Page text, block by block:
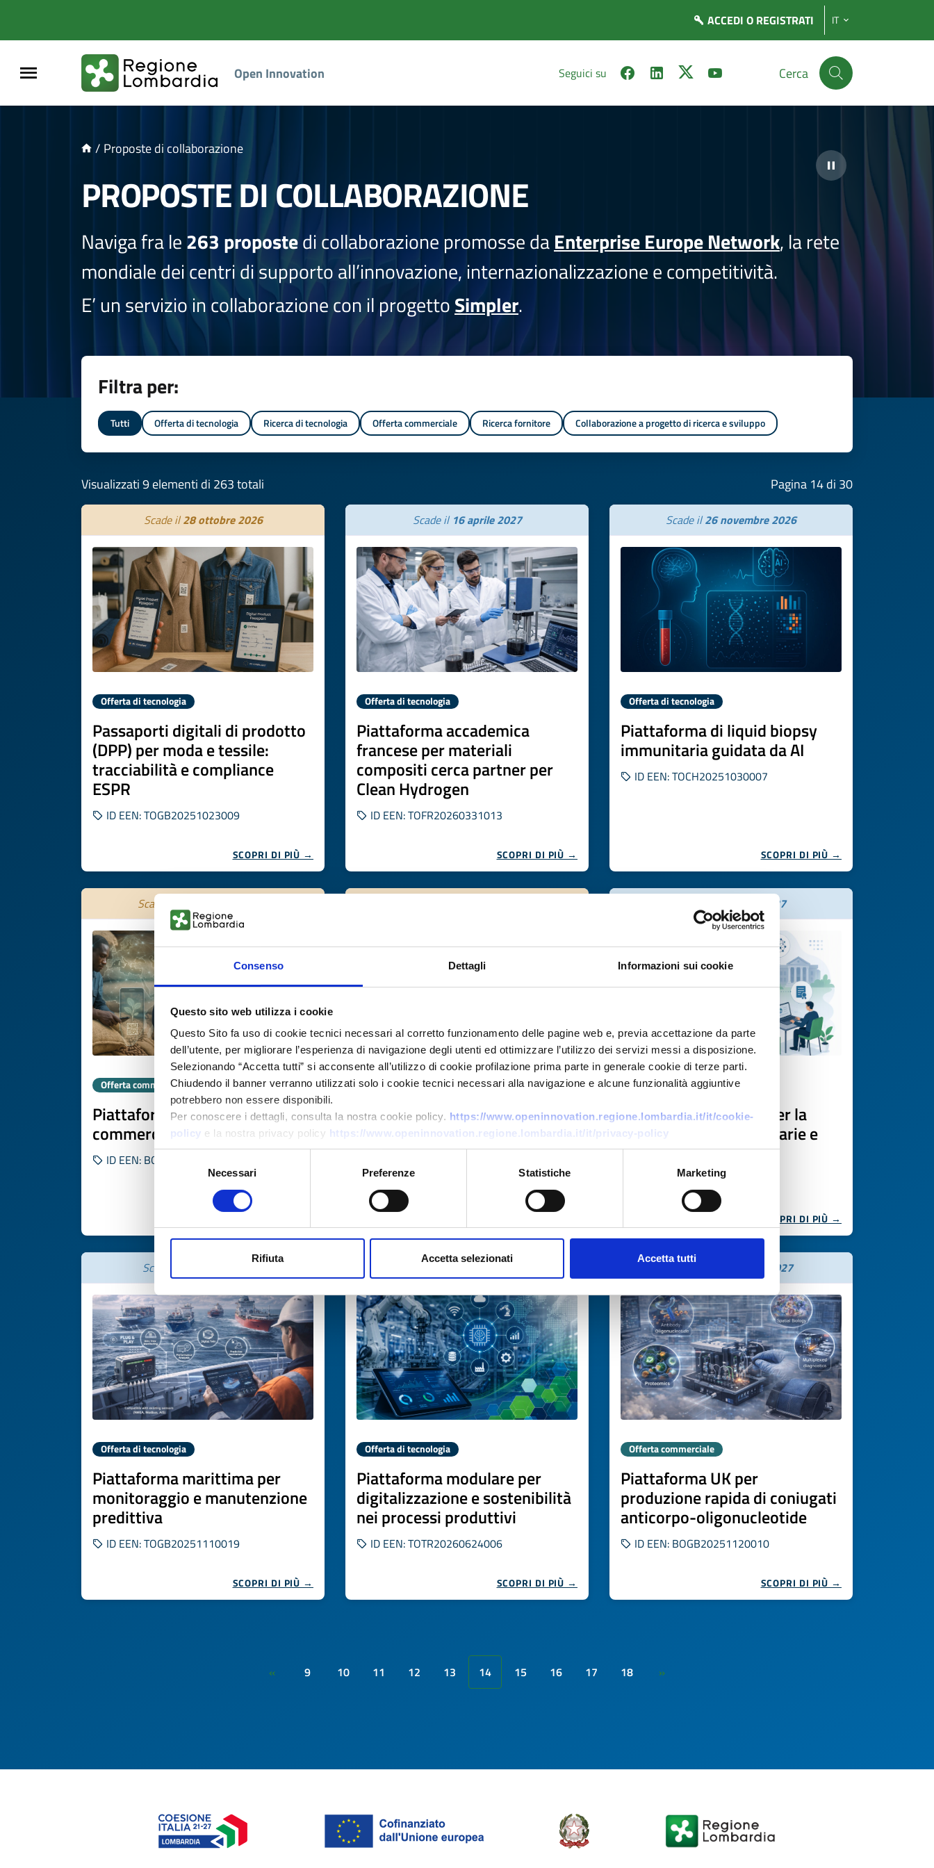
Consenso Dettagli Informazioni sui cookie
Questo sito web utilizza i cookie
Questo Sito fa uso di cookie tecnici necessari al corretto funzionamento delle pagine web e, previa accettazione da parte
dell’utente, per migliorare l’esperienza di navigazione degli utenti ed ottimizzare l’utilizzo dei servizi messi a disposizione.
Selezionando “Accetta tutti” si acconsente all’utilizzo di cookie profilazione prima parte in generale cookie di terze parti.
Chiudendo il banner verranno utilizzati solo i cookie tecnici necessari alla navigazione e alcune funzionalità aggiuntive
potrebbero non essere disponibili.
Per conoscere i dettagli, consulta la nostra cookie policy. https://www.openinnovation.regione.lombardia.it/it/cookie-
policy e la nostra privacy policy https://www.openinnovation.regione.lombardia.it/it/privacy-policy
Selezione
Necessari Preferenze Statistiche Marketing
Rifiuta Accetta selezionati Accetta tutti
ACCEDI O REGISTRATI IT
Open Innovation Seguici su Cerca
/ Proposte di collaborazione
PROPOSTE DI COLLABORAZIONE
Naviga fra le263 propostedi collaborazione promosse daEnterprise Europe Network, la rete
mondiale dei centri di supporto all’innovazione, internazionalizzazione e competitività.
E’ un servizio in collaborazione con il progettoSimpler.
Filtra per:
Tutti Offerta di tecnologia Ricerca di tecnologia Offerta commerciale Ricerca fornitore Collaborazione a progetto di ricerca e sviluppo
Visualizzati 9 elementi di 263 totali Pagina 14 di 30
Scade il28 ottobre 2026
Offerta di tecnologia
Passaporti digitali di prodotto
(DPP) per moda e tessile:
tracciabilità e compliance
ESPR
ID EEN: TOGB20251023009
SCOPRI DI PIÙ →
Scade il 16 aprile 2027
Offerta di tecnologia
Piattaforma accademica
francese per materiali
compositi cerca partner per
Clean Hydrogen
ID EEN: TOFR20260331013
SCOPRI DI PIÙ →
Scade il26 novembre 2026
Offerta di tecnologia
Piattaforma di liquid biopsy
immunitaria guidata da AI
ID EEN: TOCH20251030007
SCOPRI DI PIÙ →
Scade il
Offerta commerciale
Piattaforma digitale per
commercio equo
ID EEN: BOGB20250827024
Offerta di tecnologia
Piattaforma digitale per hub
energetici
22 luglio 2027
Offerta di tecnologia
Piattaforma digitale per la
gestione tesi universitarie e
validazione EdTech
ID EEN: TOGR20260702024
SCOPRI DI PIÙ →
Scade il 09 gennaio 2027
Offerta di tecnologia
Piattaforma marittima per
monitoraggio e manutenzione
predittiva
ID EEN: TOGB20251110019
SCOPRI DI PIÙ →
Scade il17 luglio 2027
Offerta di tecnologia
Piattaforma modulare per
digitalizzazione e sostenibilità
nei processi produttivi
ID EEN: TOTR20260624006
SCOPRI DI PIÙ →
Scade il 25 febbraio 2027
Offerta commerciale
Piattaforma UK per
produzione rapida di coniugati
anticorpo-oligonucleotide
ID EEN: BOGB20251120010
SCOPRI DI PIÙ →
« 9 10 11 12 13 14 15 16 17 18 »